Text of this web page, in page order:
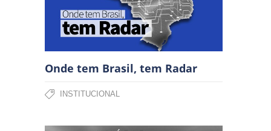
Onde tem Brasil, tem Radar
INSTITUCIONAL